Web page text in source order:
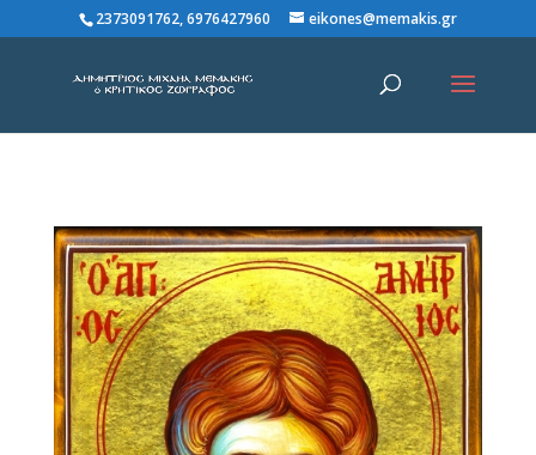
2373091762, 6976427960 eikones@memakis.gr